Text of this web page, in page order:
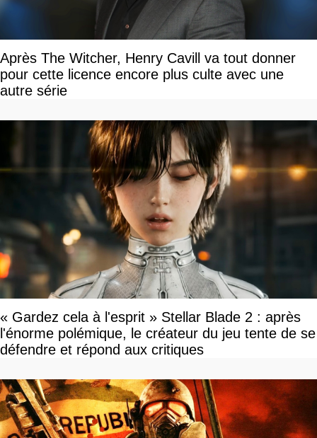
Après The Witcher, Henry Cavill va tout donner
pour cette licence encore plus culte avec une
autre série
« Gardez cela à l'esprit » Stellar Blade 2 : après
l'énorme polémique, le créateur du jeu tente de se
défendre et répond aux critiques